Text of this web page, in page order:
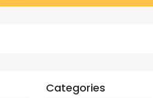
Categories